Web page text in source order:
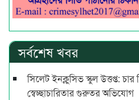
সর্বশেষ খবর
সিলেট ইনক্লুসিভ স্কুল উত্তপ্ত:
স্বেচ্ছাচারিতার গুরুতর অভিযোগ